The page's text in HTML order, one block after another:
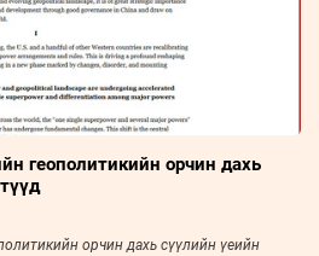
геополитикийн орчин дахь
орчин дахь сүүлийн үеийн